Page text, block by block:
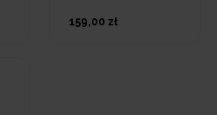
159,00 zł